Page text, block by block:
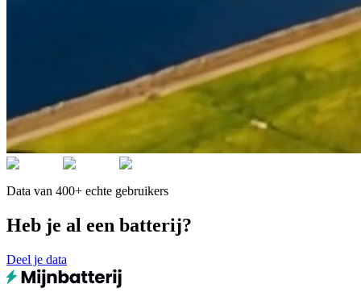
Data van 400+ echte gebruikers
Heb je al een batterij?
Deel je data